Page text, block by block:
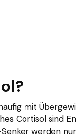
mit
Cortisol sind
werden